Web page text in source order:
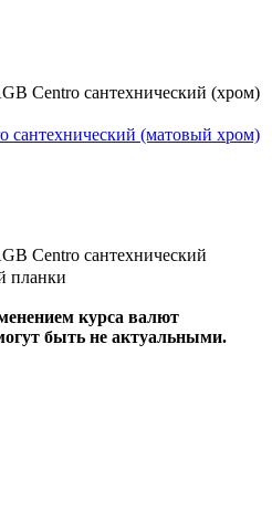
Centro сантехнический (хром)
Centro сантехнический
планки
курса валют
быть не актуальными.